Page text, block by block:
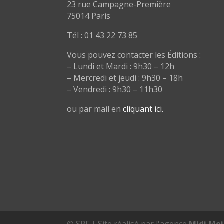
23 rue Campagne-Première
75014 Paris
Tél : 01 43 22 73 85
Vous pouvez contacter les Éditions :
– Lundi et Mardi : 9h30 – 12h
– Mercredi et jeudi : 9h30 – 18h
– Vendredi : 9h30 – 11h30
ou par mail encliquant ici.